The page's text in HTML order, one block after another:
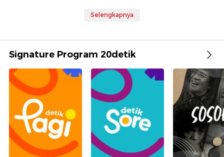
Selengkapnya
Signature Program 20detik